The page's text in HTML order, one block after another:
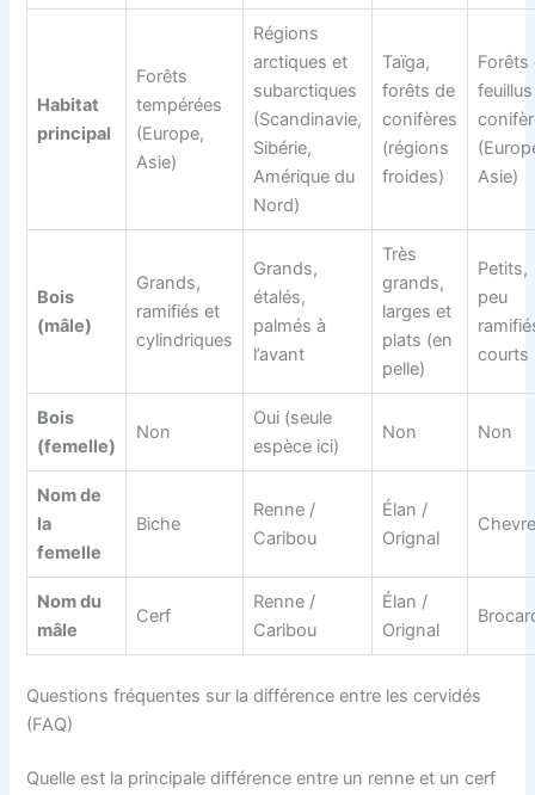
Habitat
principal
Forêts
tempérées
(Europe,
Asie)
Régions
arctiques et
subarctiques
(Scandinavie,
Sibérie,
Amérique du
Nord)
Taïga,
forêts de
conifères
(régions
froides)
Forêts
Asie)
Bois
(mâle)
Grands,
ramifiés et
cylindriques
Grands,
étalés,
palmés à
l’avant
Très
grands,
larges et
plats (en
pelle)
Petits,
peu
courts
Bois
(femelle)
Non
Oui (seule
espèce ici)
Non Non
Nom de
la
femelle
Biche
Renne /
Caribou
Élan /
Orignal
Nom du
mâle
Cerf
Renne /
Caribou
Élan /
Orignal
Questions fréquentes sur la différence entre les cervidés
(FAQ)
Quelle est la principale différence entre un renne et un cerf